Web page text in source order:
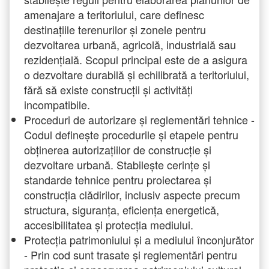
amenajare a teritoriului, care definesc
destinațiile terenurilor și zonele pentru
dezvoltarea urbană, agricolă, industrială sau
rezidențială. Scopul principal este de a asigura
o dezvoltare durabilă și echilibrată a teritoriului,
fără să existe construcții și activități
incompatibile.
Proceduri de autorizare și reglementări tehnice -
Codul definește procedurile și etapele pentru
obținerea autorizațiilor de construcție și
dezvoltare urbană. Stabilește cerințe și
standarde tehnice pentru proiectarea și
construcția clădirilor, inclusiv aspecte precum
structura, siguranța, eficiența energetică,
accesibilitatea și protecția mediului.
Protecția patrimoniului și a mediului înconjurător
- Prin cod sunt trasate și reglementări pentru